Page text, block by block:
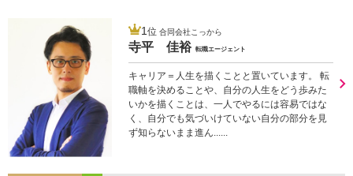
1位 合同会社こっから
寺平 佳裕 転職エージェント
キャリア＝人生を描くことと置いています。 転
職軸を決めることや、自分の人生をどう歩みた
いかを描くことは、一人でやるには容易ではな
く、自分でも気づいけていない自分の部分を見
ず知らないまま進ん......